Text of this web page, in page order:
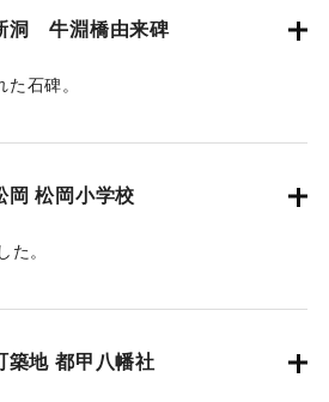
洞 牛淵橋由来碑
石碑。
区の交通が寸断された。
られたことを記念し、通行人に伝え
が建立された。
られた橋がそのまま使われている。
ニ梁瀬ノ渡リガアル古来土橋ヲ架ケ
岡 松岡小学校
た。
築地 都甲八幡社